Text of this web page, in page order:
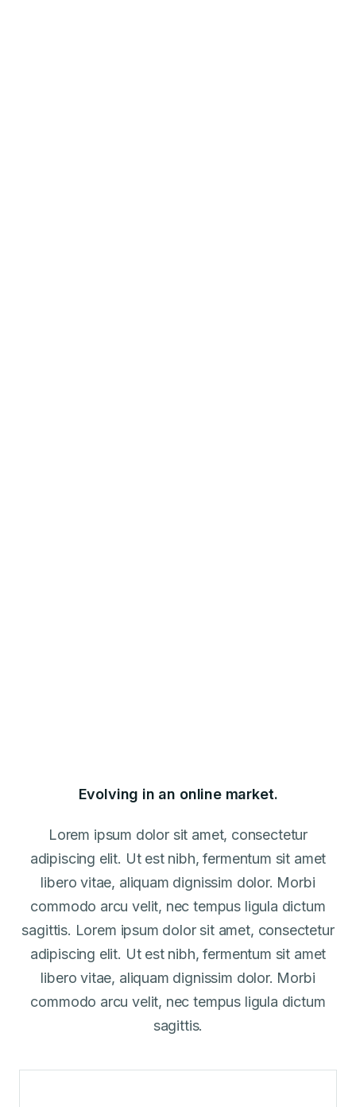
Evolving in an online market.
Lorem ipsum dolor sit amet, consectetur
adipiscing elit. Ut est nibh, fermentum sit amet
libero vitae, aliquam dignissim dolor. Morbi
commodo arcu velit, nec tempus ligula dictum
sagittis. Lorem ipsum dolor sit amet, consectetur
adipiscing elit. Ut est nibh, fermentum sit amet
libero vitae, aliquam dignissim dolor. Morbi
commodo arcu velit, nec tempus ligula dictum
sagittis.